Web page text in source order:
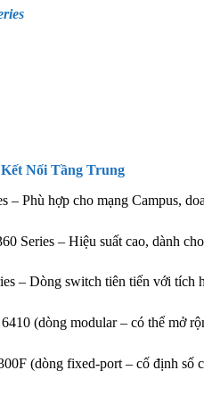
Nối Tầng Trung
– Phù hợp cho mạng Campus,
Series – Hiệu suất cao, dành
– Dòng switch tiên tiến với tích
(dòng modular – có thể mở
(dòng fixed-port – cố định số